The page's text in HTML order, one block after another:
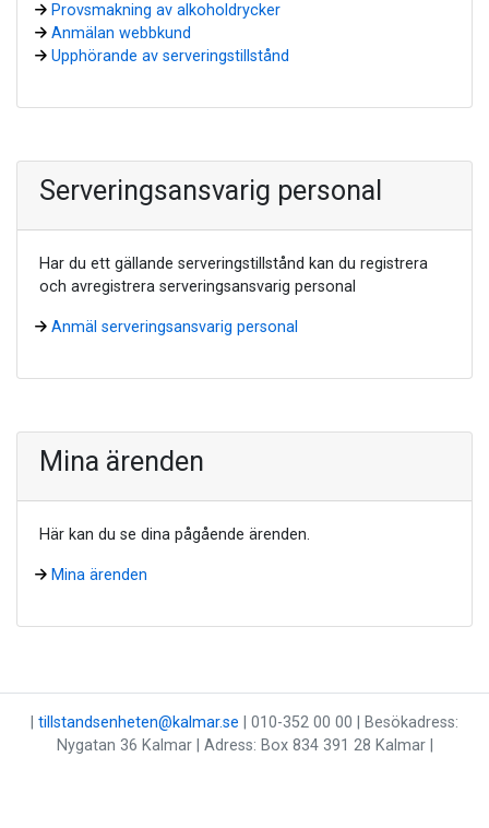
Provsmakning av alkoholdrycker
Anmälan webbkund
Upphörande av serveringstillstånd
Serveringsansvarig personal
Har du ett gällande serveringstillstånd kan du registrera
och avregistrera serveringsansvarig personal
Anmäl serveringsansvarig personal
Mina ärenden
Här kan du se dina pågående ärenden.
Mina ärenden
tillstandsenheten@kalmar.se | 010-352 00 00 | Besökadress:
Nygatan 36 Kalmar | Adress: Box 834 391 28 Kalmar |